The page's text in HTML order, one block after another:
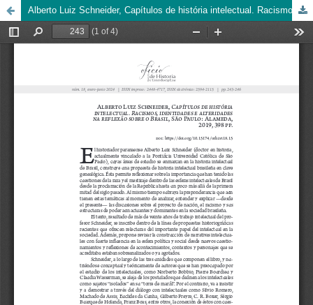
Alberto Luiz Schneider, Capítulos de história intelectual. Racismos, identidades e alteridades na reflexão sobre o Brasil